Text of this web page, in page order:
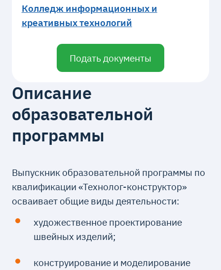
Описание
образовательной
программы
Выпускник образовательной программы по
квалификации «Технолог-конструктор»
осваивает общие виды деятельности:
художественное проектирование
швейных изделий;
конструирование и моделирование
Колледж информационных и
креативных технологий
Подать документы